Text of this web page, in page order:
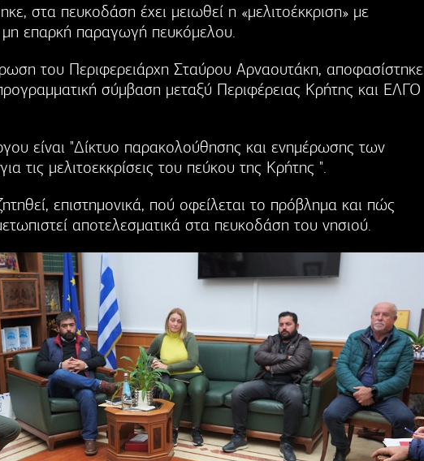
στα πευκοδάση έχει μειωθεί η «μελιτοέκκριση» με
επαρκή παραγωγή πευκόμελου.
του Περιφερειάρχη Σταύρου Αρναουτάκη, αποφασίστηκε
σύμβαση μεταξύ Περιφέρειας Κρήτης και ΕΛΓΟ
είναι "Δίκτυο παρακολούθησης και ενημέρωσης των
τις μελιτοεκκρίσεις του πεύκου της Κρήτης ".
επιστημονικά, πού οφείλεται το πρόβλημα και πώς
αποτελεσματικά στα πευκοδάση του νησιού.